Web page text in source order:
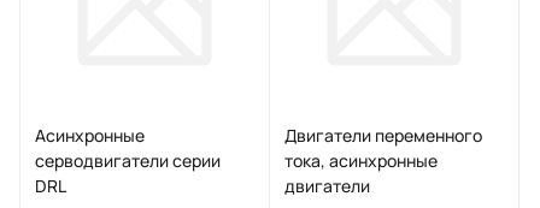
Асинхронные
серводвигатели серии
DRL
Двигатели переменного
тока, асинхронные
двигатели